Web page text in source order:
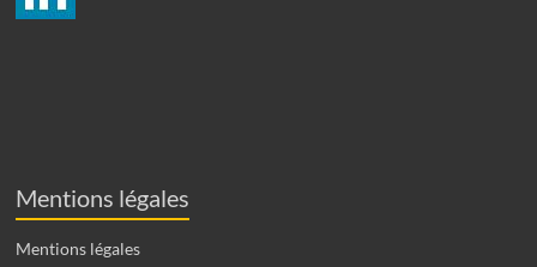
Mentions légales
Mentions légales